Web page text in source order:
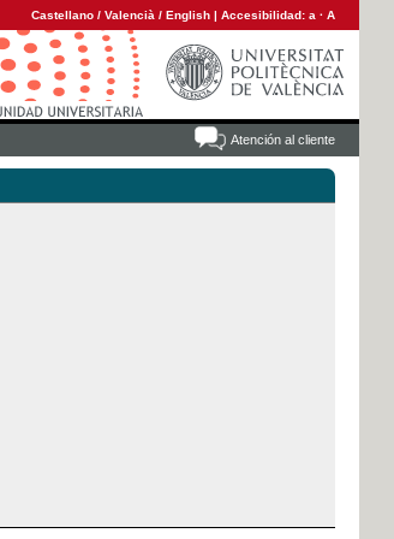
Castellano / Valencià / English | Accesibilidad: a · A
Atención al cliente